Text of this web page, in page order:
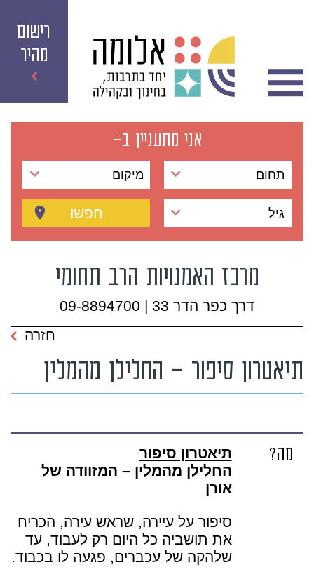
רישום
מהיר
אני מתעניין ב-
תחום מיקום
גיל חפשו
מרכז האמנויות הרב תחומי
דרך כפר הדר 33 | 09-8894700
תיאטרון סיפור – החלילן מהמלין
חזרה
מה?
תיאטרון סיפור
החלילן מהמלין – המזוודה של
אורן
סיפור על עיירה, שראש עירה, הכריח
את תושביה כל היום רק לעבוד, עד
שלהקה של עכברים, פגעה לו בכבוד.